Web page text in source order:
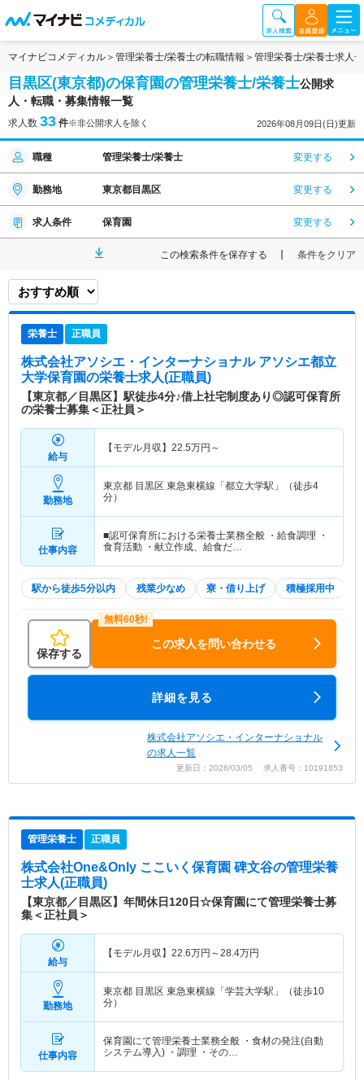
マイナビコメディカル 管理栄養士/栄養士の転職情報 管理栄養士/栄養士求人
目黒区(東京都)の保育園の管理栄養士/栄養士公開求
人・転職・募集情報一覧
求人数 33 件※非公開求人を除く 2026年08月09日(日)更新
職種 管理栄養士/栄養士 変更する
勤務地 東京都目黒区 変更する
求人条件 保育園 変更する
この検索条件を保存する 条件をクリア
栄養士 正職員
株式会社アソシエ・インターナショナル アソシエ都立
大学保育園の栄養士求人(正職員)
【東京都／目黒区】駅徒歩4分♪借上社宅制度あり◎認可保育所
の栄養士募集＜正社員＞
給与
【モデル月収】 22.5万円～
勤務地
東京都 目黒区 東急東横線「都立大学駅」（徒歩4
分）
仕事内容
■認可保育所における栄養士業務全般 ・給食調理 ・
食育活動 ・献立作成、給食だ…
駅から徒歩5分以内 残業少なめ 寮・借り上げ 積極採用中
保存する
この求人を問い合わせる
詳細を見る
株式会社アソシエ・インターナショナル
の求人一覧
更新日：2026/03/05 求人番号：10191853
管理栄養士 正職員
株式会社One&Only ここいく保育園 碑文谷の管理栄養
士求人(正職員)
【東京都／目黒区】年間休日120日☆保育園にて管理栄養士募
集＜正社員＞
給与
【モデル月収】 22.6万円～28.4万円
勤務地
東京都 目黒区 東急東横線「学芸大学駅」（徒歩10
分）
仕事内容
保育園にて管理栄養士業務全般 ・食材の発注(自動
システム導入) ・調理 ・その…